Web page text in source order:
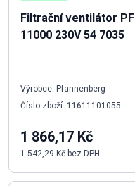
Filtrační ventilátor PF
11000 230V 54 7035
Výrobce: Pfannenberg
Číslo zboží: 11611101055
1 866,17 Kč
1 542,29 Kč bez DPH